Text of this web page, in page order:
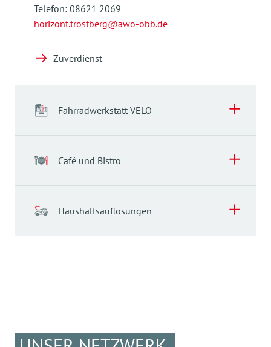
Telefon: 08621 2069
horizont.trostberg@awo-obb.de
Zuverdienst
Fahrradwerkstatt VELO
Café und Bistro
Haushaltsauflösungen